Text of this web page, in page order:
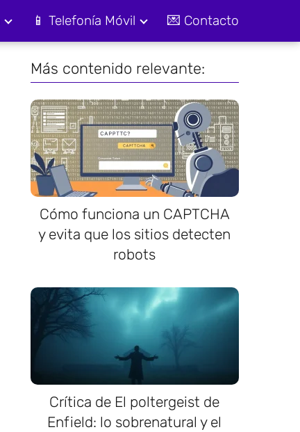
📱 Telefonía Móvil 💌 Contacto
Más contenido relevante:
Cómo funciona un CAPTCHA
y evita que los sitios detecten
robots
Crítica de El poltergeist de
Enfield: lo sobrenatural y el